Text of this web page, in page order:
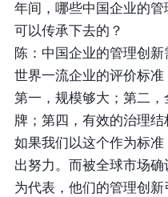
年间，哪些中国企业的
可以传承下去的？
陈：中国企业的管理创
世界一流企业的评价标准
第一，规模够大；第二
牌；第四，有效的治理结
如果我们以这个作为标
出努力。而被全球市场
为代表，他们的管理创新